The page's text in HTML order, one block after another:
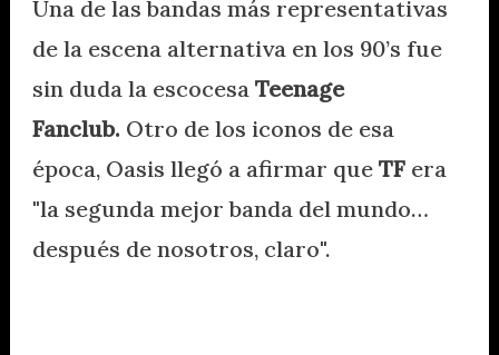
Una de las bandas más representativas
de la escena alternativa en los 90’s fue
sin duda la escocesa Teenage
Fanclub. Otro de los iconos de esa
época, Oasis llegó a afirmar que TF era
"la segunda mejor banda del mundo…
después de nosotros, claro".